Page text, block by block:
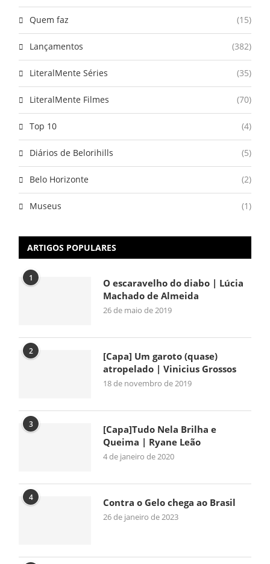
Quem faz (15)
Lançamentos (382)
LiteralMente Séries (35)
LiteralMente Filmes (70)
Top 10 (4)
Diários de Belorihills (5)
Belo Horizonte (2)
Museus (1)
ARTIGOS POPULARES
1
O escaravelho do diabo | Lúcia
Machado de Almeida
26 de maio de 2019
2
[Capa] Um garoto (quase)
atropelado | Vinicius Grossos
18 de novembro de 2019
3
[Capa]Tudo Nela Brilha e
Queima | Ryane Leão
4 de janeiro de 2020
4 Contra o Gelo chega ao Brasil
26 de janeiro de 2023